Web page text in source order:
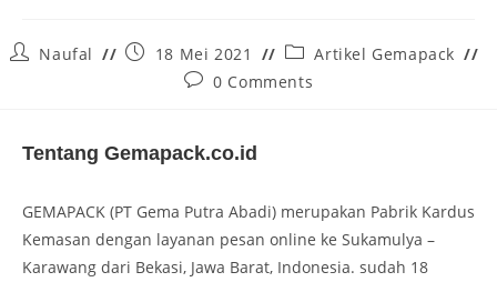
Naufal 18 Mei 2021
Artikel Gemapack
0 Comments
Tentang Gemapack.co.id
GEMAPACK (PT Gema Putra Abadi) merupakan Pabrik Kardus
Kemasan dengan layanan pesan online ke Sukamulya –
Karawang dari Bekasi, Jawa Barat, Indonesia. sudah 18